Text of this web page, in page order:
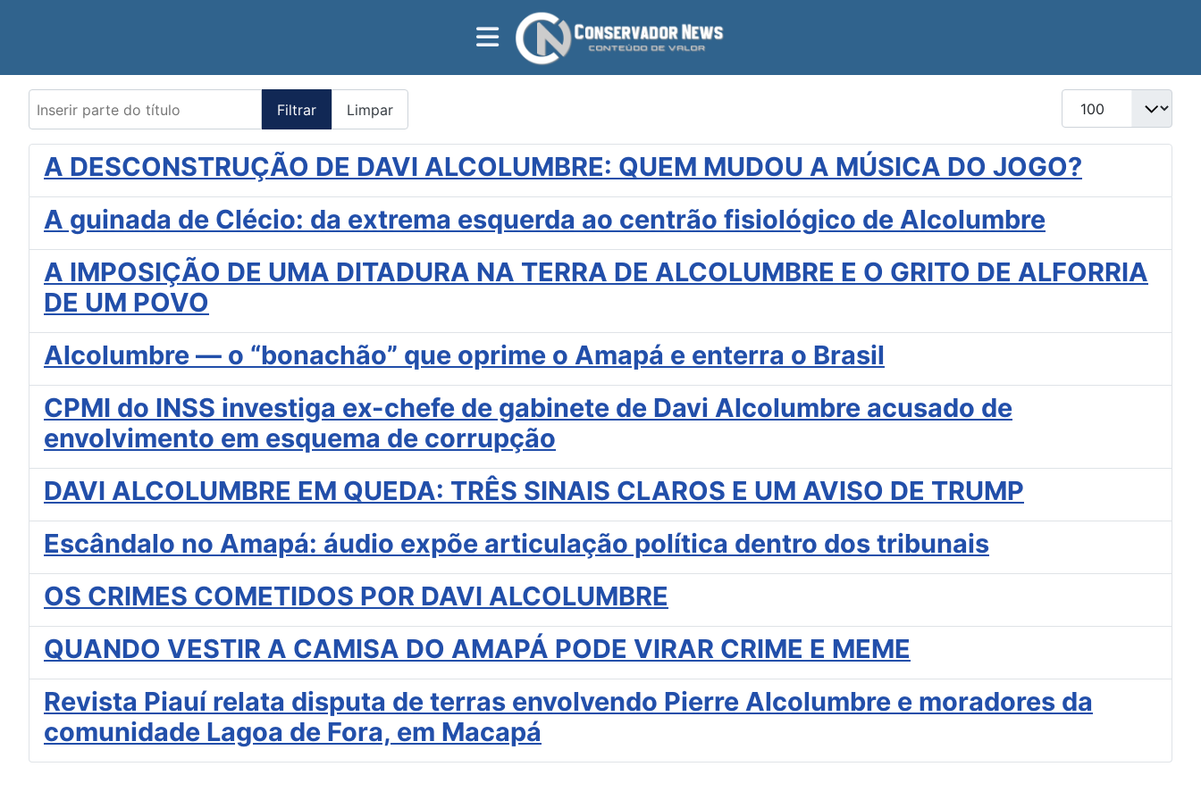
Inserir parte do título
Filtrar Limpar
Mostrar #
A DESCONSTRUÇÃO DE DAVI ALCOLUMBRE: QUEM MUDOU A MÚSICA DO JOGO?
A guinada de Clécio: da extrema esquerda ao centrão fisiológico de Alcolumbre
A IMPOSIÇÃO DE UMA DITADURA NA TERRA DE ALCOLUMBRE E O GRITO DE ALFORRIA
DE UM POVO
Alcolumbre — o “bonachão” que oprime o Amapá e enterra o Brasil
CPMI do INSS investiga ex-chefe de gabinete de Davi Alcolumbre acusado de
envolvimento em esquema de corrupção
DAVI ALCOLUMBRE EM QUEDA: TRÊS SINAIS CLAROS E UM AVISO DE TRUMP
Escândalo no Amapá: áudio expõe articulação política dentro dos tribunais
OS CRIMES COMETIDOS POR DAVI ALCOLUMBRE
QUANDO VESTIR A CAMISA DO AMAPÁ PODE VIRAR CRIME E MEME
Revista Piauí relata disputa de terras envolvendo Pierre Alcolumbre e moradores da
comunidade Lagoa de Fora, em Macapá